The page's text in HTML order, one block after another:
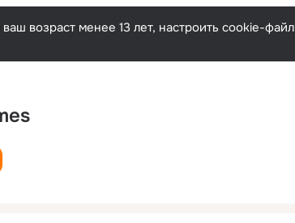
Русский
возраст менее 13 лет, настроить cookie-